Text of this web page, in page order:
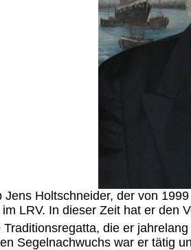
Holtschneider, der von
LRV. In dieser Zeit hat er den
die er
Segelnachwuchs war er tätig